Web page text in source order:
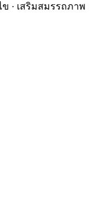
· เสริมสมรรถภาพ